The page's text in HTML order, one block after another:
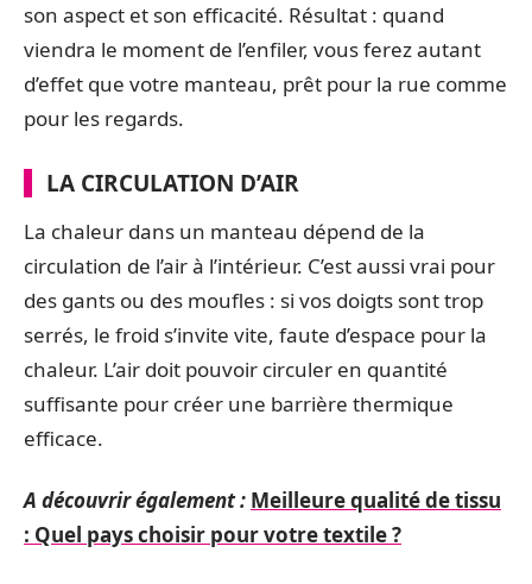
son aspect et son efficacité. Résultat : quand
viendra le moment de l’enfiler, vous ferez autant
d’effet que votre manteau, prêt pour la rue comme
pour les regards.
LA CIRCULATION D’AIR
La chaleur dans un manteau dépend de la
circulation de l’air à l’intérieur. C’est aussi vrai pour
des gants ou des moufles : si vos doigts sont trop
serrés, le froid s’invite vite, faute d’espace pour la
chaleur. L’air doit pouvoir circuler en quantité
suffisante pour créer une barrière thermique
efficace.
A découvrir également : Meilleure qualité de tissu
: Quel pays choisir pour votre textile ?